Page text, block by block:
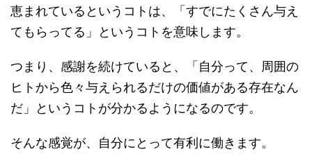
恵まれているというコトは、「すでにたくさん与え
てもらってる」というコトを意味します。
つまり、感謝を続けていると、「自分って、周囲の
ヒトから色々与えられるだけの価値がある存在なん
だ」というコトが分かるようになるのです。
そんな感覚が、自分にとって有利に働きます。